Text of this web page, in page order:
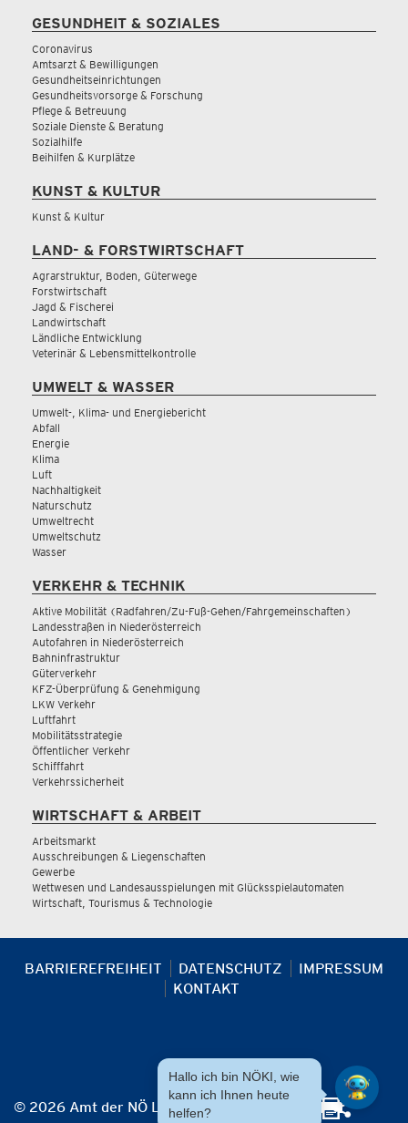
GESUNDHEIT & SOZIALES
Coronavirus
Amtsarzt & Bewilligungen
Gesundheitseinrichtungen
Gesundheitsvorsorge & Forschung
Pflege & Betreuung
Soziale Dienste & Beratung
Sozialhilfe
Beihilfen & Kurplätze
KUNST & KULTUR
Kunst & Kultur
LAND- & FORSTWIRTSCHAFT
Agrarstruktur, Boden, Güterwege
Forstwirtschaft
Jagd & Fischerei
Landwirtschaft
Ländliche Entwicklung
Veterinär & Lebensmittelkontrolle
UMWELT & WASSER
Umwelt-, Klima- und Energiebericht
Abfall
Energie
Klima
Luft
Nachhaltigkeit
Naturschutz
Umweltrecht
Umweltschutz
Wasser
VERKEHR & TECHNIK
Aktive Mobilität (Radfahren/Zu-Fuß-Gehen/Fahrgemeinschaften)
Landesstraßen in Niederösterreich
Autofahren in Niederösterreich
Bahninfrastruktur
Güterverkehr
KFZ-Überprüfung & Genehmigung
LKW Verkehr
Luftfahrt
Mobilitätsstrategie
Öffentlicher Verkehr
Schifffahrt
Verkehrssicherheit
WIRTSCHAFT & ARBEIT
Arbeitsmarkt
Ausschreibungen & Liegenschaften
Gewerbe
Wettwesen und Landesausspielungen mit Glücksspielautomaten
Wirtschaft, Tourismus & Technologie
BARRIEREFREIHEIT DATENSCHUTZ
IMPRESSUM
KONTAKT
© 2026 Amt der NÖ Landesregierung
Hallo ich bin NÖKI, wie
kann ich Ihnen heute
helfen?